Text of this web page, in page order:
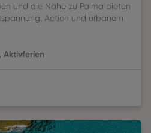
und die Nähe zu Palma bieten
Action und urbanem
Aktivferien